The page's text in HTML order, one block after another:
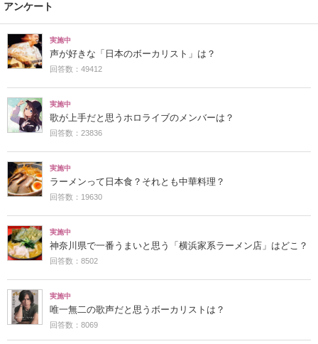
アンケート
実施中
声が好きな「日本のボーカリスト」は？
回答数：49412
実施中
歌が上手だと思うホロライブのメンバーは？
回答数：23836
実施中
ラーメンって日本食？それとも中華料理？
回答数：19630
実施中
神奈川県で一番うまいと思う「横浜家系ラーメン店」はどこ？
回答数：8502
実施中
唯一無二の歌声だと思うボーカリストは？
回答数：8069